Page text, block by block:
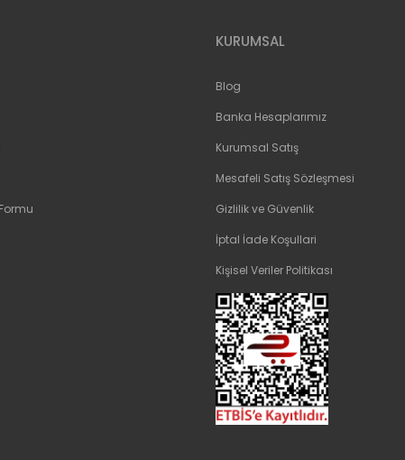
KURUMSAL
Blog
Banka Hesaplarımız
Kurumsal Satış
Mesafeli Satış Sözleşmesi
Gizlilik ve Güvenlik
İptal İade Koşullari
Kişisel Veriler Politikası